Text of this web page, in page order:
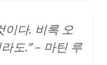
이다. 비록 오
도.” – 마틴 루